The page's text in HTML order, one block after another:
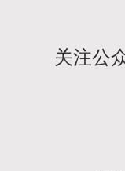
关注公